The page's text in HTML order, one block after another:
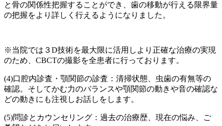
と骨の関係性把握することができ、歯の移動が行える限界量
の把握をより詳しく行えるようになりました。
※当院では３D技術を最大限に活用しより正確な治療の実現
のため、CBCTの撮影を全患者に行っております。
(4)口腔内診査・顎関節の診査：清掃状態、虫歯の有無等の
確認。そしてかむ力のバランスや顎関節の動きや音の確認な
どの動きにも注視しお話しをします。
(5)問診とカウンセリング：過去の治療歴、現在の悩み、ご